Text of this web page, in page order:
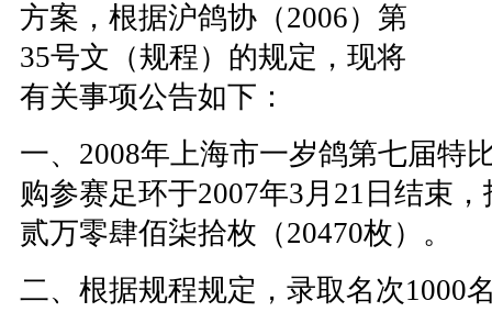
方案，根据沪鸽协（2006）第
35号文（规程）的规定，现将
有关事项公告如下：
一、2008年上海市一岁鸽第七届特
购参赛足环于2007年3月21日结束
贰万零肆佰柒拾枚（20470枚）。
二、根据规程规定，录取名次1000